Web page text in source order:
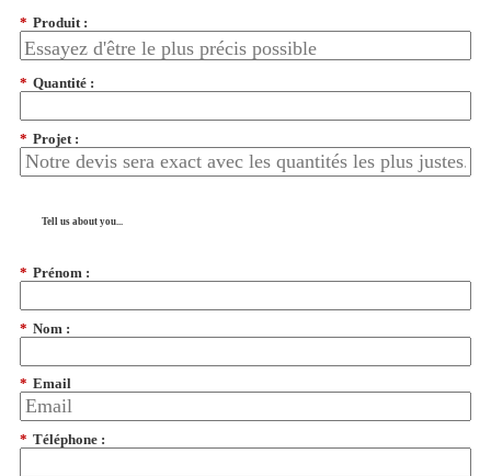
* Produit :
* Quantité :
* Projet :
Tell us about you...
* Prénom :
* Nom :
* Email
* Téléphone :